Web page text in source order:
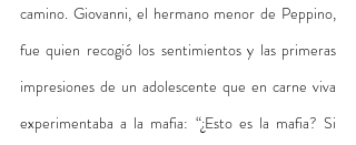
camino. Giovanni, el hermano menor de Peppino,
fue quien recogió los sentimientos y las primeras
impresiones de un adolescente que en carne viva
experimentaba a la mafia: “¿Esto es la mafia? Si